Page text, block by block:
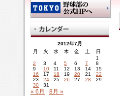
2012年7月
月
火 水 木 金 土
日
1
2
3 4 5 6 7
8
9
10 11 12 13 14
15
16
17 18 19 20 21
22
23
24 25 26 27 28
29
30
31
« 6月 8月 »